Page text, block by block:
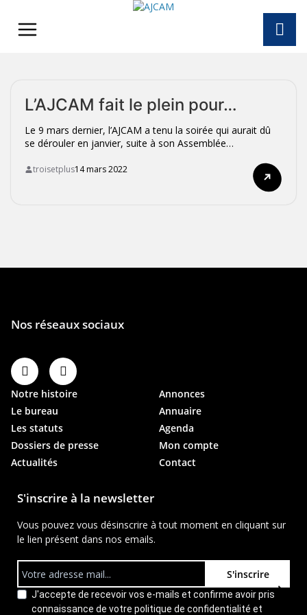
content
L’AJCAM fait le plein pour…
Le 9 mars dernier, l’AJCAM a tenu la soirée qui aurait dû
se dérouler en janvier, suite à son Assemblée…

troisetplus14 mars 2022
Notre histoire
Le bureau
Les statuts
Dossiers de presse
Actualités
Annonces
Annuaire
Agenda
Mon compte
Contact
S'inscrire à la newsletter
Vous pouvez vous désinscrire à tout moment en cliquant sur
le lien présent dans nos emails.
S'inscrire
J'accepte de recevoir vos e-mails et confirme avoir pris
connaissance de votre politique de confidentialité et